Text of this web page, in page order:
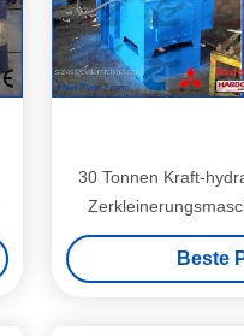
30 Tonnen Kraft-
Fass-
Beste